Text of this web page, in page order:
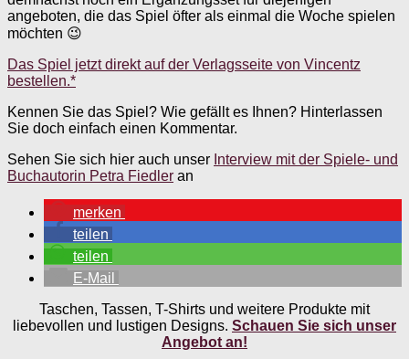
angeboten, die das Spiel öfter als einmal die Woche spielen
möchten 😉
Das Spiel jetzt direkt auf der Verlagsseite von Vincentz
bestellen.*
Kennen Sie das Spiel? Wie gefällt es Ihnen? Hinterlassen
Sie doch einfach einen Kommentar.
Sehen Sie sich hier auch unser Interview mit der Spiele- und
Buchautorin Petra Fiedler an
merken
teilen
teilen
E-Mail
Taschen, Tassen, T-Shirts und weitere Produkte mit
liebevollen und lustigen Designs. Schauen Sie sich unser
Angebot an!